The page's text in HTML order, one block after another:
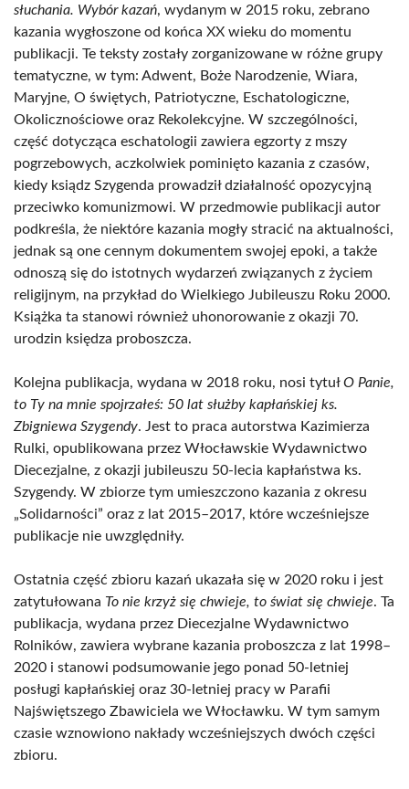
słuchania. Wybór kazań, wydanym w 2015 roku, zebrano
kazania wygłoszone od końca XX wieku do momentu
publikacji. Te teksty zostały zorganizowane w różne grupy
tematyczne, w tym: Adwent, Boże Narodzenie, Wiara,
Maryjne, O świętych, Patriotyczne, Eschatologiczne,
Okolicznościowe oraz Rekolekcyjne. W szczególności,
część dotycząca eschatologii zawiera egzorty z mszy
pogrzebowych, aczkolwiek pominięto kazania z czasów,
kiedy ksiądz Szygenda prowadził działalność opozycyjną
przeciwko komunizmowi. W przedmowie publikacji autor
podkreśla, że niektóre kazania mogły stracić na aktualności,
jednak są one cennym dokumentem swojej epoki, a także
odnoszą się do istotnych wydarzeń związanych z życiem
religijnym, na przykład do Wielkiego Jubileuszu Roku 2000.
Książka ta stanowi również uhonorowanie z okazji 70.
urodzin księdza proboszcza.
Kolejna publikacja, wydana w 2018 roku, nosi tytułO Panie,
to Ty na mnie spojrzałeś: 50 lat służby kapłańskiej ks.
Zbigniewa Szygendy. Jest to praca autorstwa Kazimierza
Rulki, opublikowana przez Włocławskie Wydawnictwo
Diecezjalne, z okazji jubileuszu 50-lecia kapłaństwa ks.
Szygendy. W zbiorze tym umieszczono kazania z okresu
„Solidarności” oraz z lat 2015–2017, które wcześniejsze
publikacje nie uwzględniły.
Ostatnia część zbioru kazań ukazała się w 2020 roku i jest
zatytułowana To nie krzyż się chwieje, to świat się chwieje. Ta
publikacja, wydana przez Diecezjalne Wydawnictwo
Rolników, zawiera wybrane kazania proboszcza z lat 1998–
2020 i stanowi podsumowanie jego ponad 50-letniej
posługi kapłańskiej oraz 30-letniej pracy w Parafii
Najświętszego Zbawiciela we Włocławku. W tym samym
czasie wznowiono nakłady wcześniejszych dwóch części
zbioru.